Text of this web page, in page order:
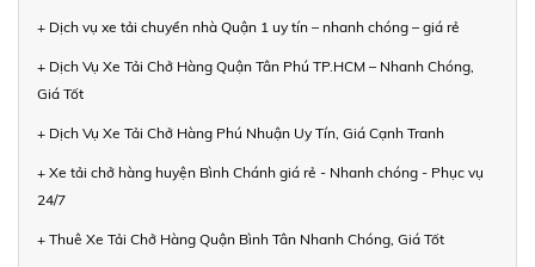
+ Dịch vụ xe tải chuyển nhà Quận 1 uy tín – nhanh chóng – giá rẻ
+ Dịch Vụ Xe Tải Chở Hàng Quận Tân Phú TP.HCM – Nhanh Chóng,
Giá Tốt
+ Dịch Vụ Xe Tải Chở Hàng Phú Nhuận Uy Tín, Giá Cạnh Tranh
+ Xe tải chở hàng huyện Bình Chánh giá rẻ - Nhanh chóng - Phục vụ
24/7
+ Thuê Xe Tải Chở Hàng Quận Bình Tân Nhanh Chóng, Giá Tốt